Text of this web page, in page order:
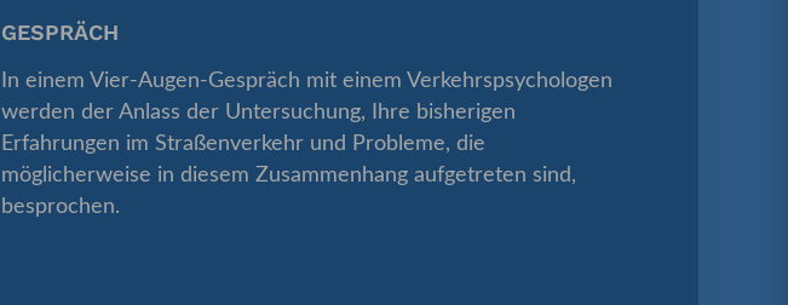
GESPRÄCH
In einem Vier-Augen-Gespräch mit einem Verkehrspsychologen
werden der Anlass der Untersuchung, Ihre bisherigen
Erfahrungen im Straßenverkehr und Probleme, die
möglicherweise in diesem Zusammenhang aufgetreten sind,
besprochen.